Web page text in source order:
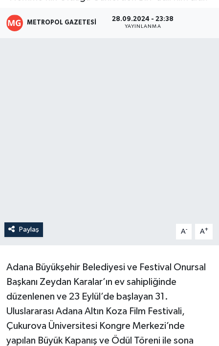
METROPOL GAZETESI 28.09.2024 - 23:38
YAYINLANMA
Paylaş A- A+
Adana Büyükşehir Belediyesi ve Festival Onursal
Başkanı Zeydan Karalar’ın ev sahipliğinde
düzenlenen ve 23 Eylül’de başlayan 31.
Uluslararası Adana Altın Koza Film Festivali,
Çukurova Üniversitesi Kongre Merkezi’nde
yapılan Büyük Kapanış ve Ödül Töreni ile sona